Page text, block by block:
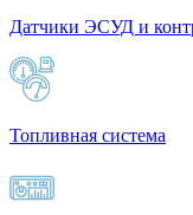
Датчики ЭСУД и
Топливная система